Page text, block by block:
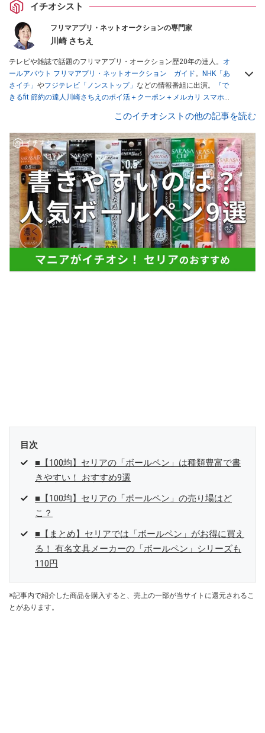
イチオシスト
フリマアプリ・ネットオークションの専門家
川崎 さちえ
テレビや雑誌で話題のフリマアプリ・オークション歴20年の達人。 オ
ールアバウト フリマアプリ・ネットオークション ガイド。
NHK「あ
さイチ」 やフジテレビ「ノンストップ」 などの情報番組に出演。
『で
きるfit 節約の達人川崎さちえのポイ活＋クーポン＋メルカリ スマホで
スマホ1つでスキマ時間に効率的に稼ぐ！』（翔泳社刊） ほか著書多
数。ブログは「川崎さちえのごちゃまぜ日記」。
■経歴：2003年、夫が子育てをするために、突然会社を辞める。翌月
からの給料が０円になり、家にいながら、しかも空いた時間でできる
オークションに目をつける。しかし、取引の仕方がわからずに、まず
は落札者として参加。その後、出品者側にまわり、家の中の物を出品
しまくる。出品する物がほぼなくなってからは、仕入れを経験。ネッ
トオークションを生活の一部に取り入れるべく、「ネットオークショ
ンやフリマアプリは生活のインフラになる」という考えを持つ。また
消費税増税の社会においては、ネットオークションやフリマアプリが
家計の救世主になりえると考え、業者とは違う視点でユーザーとして
このイチオシストの他の記事を読む
目次
■【100均】セリアの「ボールペン」は種類豊富で書
きやすい！ おすすめ9選
■【100均】セリアの「ボールペン」の売り場はど
こ？
■【まとめ】セリアでは「ボールペン」がお得に買え
る！ 有名文具メーカーの「ボールペン」シリーズも
110円
※記事内で紹介した商品を購入すると、売上の一部が当サイトに還元されるこ
とがあります。